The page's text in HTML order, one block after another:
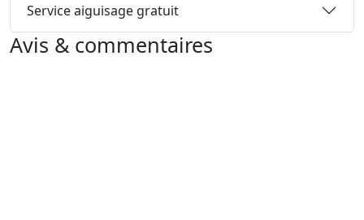
Service aiguisage gratuit
Avis & commentaires